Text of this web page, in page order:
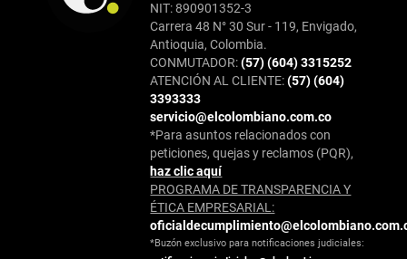
NIT: 890901352-3
Carrera 48 N° 30 Sur - 119, Envigado,
Antioquia, Colombia.
CONMUTADOR:(57) (604) 3315252
ATENCIÓN AL CLIENTE:(57) (604)
3393333
servicio@elcolombiano.com.co
*Para asuntos relacionados con
peticiones, quejas y reclamos (PQR),
haz clic aquí
PROGRAMA DE TRANSPARENCIA Y
ÉTICA EMPRESARIAL:
*Buzón exclusivo para notificaciones judiciales: